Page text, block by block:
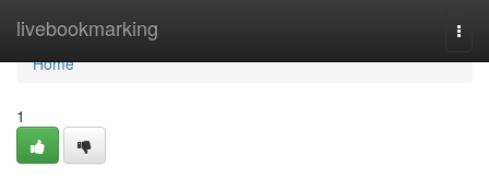
livebookmarking
Home
Home
1